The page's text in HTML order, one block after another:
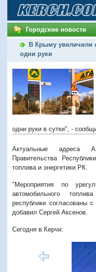
Городские новости
В Крыму увеличили
одни руки
одни руки в сутки", -
Актуальные адреса
Правительства
топлива и энергетики РК.
"Мероприятия по
автомобильного
республики согласованы
добавил Сергей Аксенов.
Сегодня в Керчи: